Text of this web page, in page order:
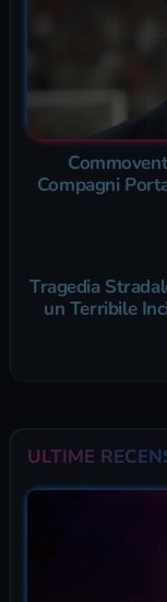
Compagni
Tragedia
un Terribile
ULTIME